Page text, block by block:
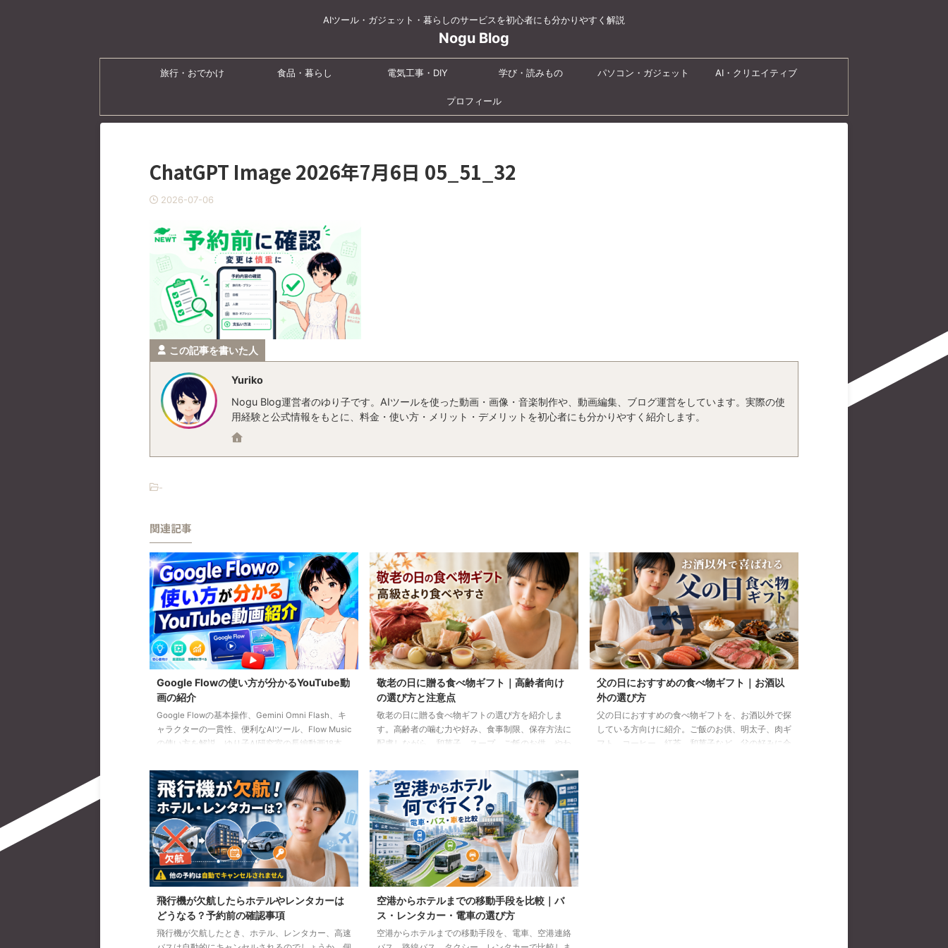
AIツール・ガジェット・暮らしのサービスを初心者にも分かりやすく解説
Nogu Blog
旅行・おでかけ 食品・暮らし 電気工事・DIY 学び・読みもの パソコン・ガジェット AI・クリエイティブ
プロフィール
ChatGPT Image 2026年7月6日 05_51_32
2026-07-06
この記事を書いた人
Yuriko
Nogu Blog運営者のゆり子です。AIツールを使った動画・画像・音楽制作や、動画編集、ブログ運営をしています。実際の使
用経験と公式情報をもとに、料金・使い方・メリット・デメリットを初心者にも分かりやすく紹介します。
-
関連記事
Google Flowの使い方が分かるYouTube動
画の紹介
Google Flowの基本操作、Gemini Omni Flash、キ
ャラクターの一貫性、便利なAIツール、Flow Music
の使い方を解説。ゆり子AI研究室の長編動画18本
敬老の日に贈る食べ物ギフト｜高齢者向け
の選び方と注意点
敬老の日に贈る食べ物ギフトの選び方を紹介しま
す。高齢者の噛む力や好み、食事制限、保存方法に
配慮しながら、和菓子、スープ、ご飯のお供、やわ
父の日におすすめの食べ物ギフト｜お酒以
外の選び方
父の日におすすめの食べ物ギフトを、お酒以外で探
している方向けに紹介。ご飯のお供、明太子、肉ギ
フト、コーヒー、紅茶、和菓子など、父の好みに合
飛行機が欠航したらホテルやレンタカーは
どうなる？予約前の確認事項
飛行機が欠航したとき、ホテル、レンタカー、高速
空港からホテルまでの移動手段を比較｜バ
ス・レンタカー・電車の選び方
空港からホテルまでの移動手段を、電車、空港連絡